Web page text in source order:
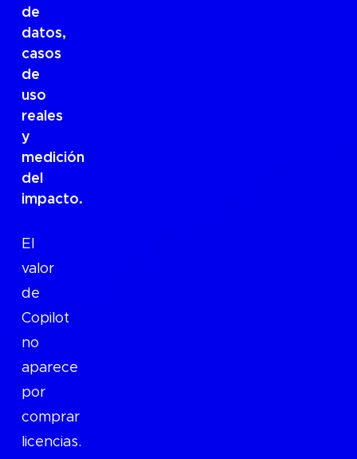
de
datos,
casos
de
uso
reales
y
medición
del
impacto.
El
valor
de
Copilot
no
aparece
por
comprar
licencias.